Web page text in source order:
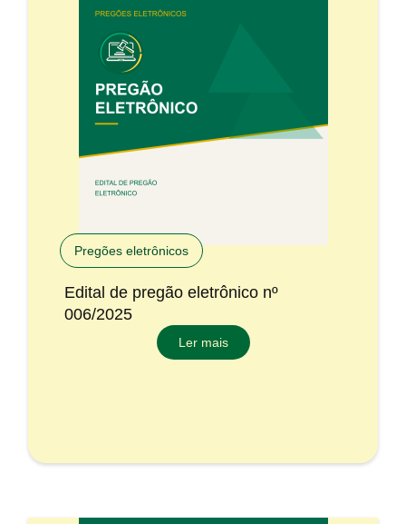
Pregões eletrônicos
Edital de pregão eletrônico nº
006/2025
Ler mais